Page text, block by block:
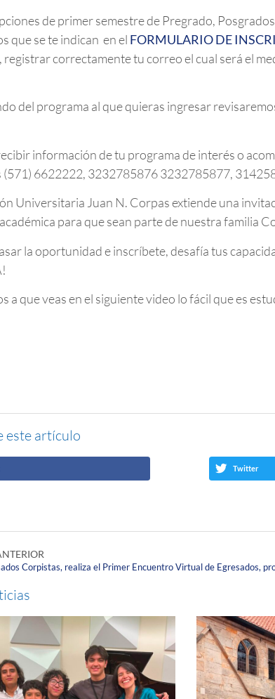
de primer semestre de Pregrado,
que se te indican en el FORMULARIO DE
registrar correctamente tu correo el cual será el
del programa al que quieras ingresar
información de tu programa de interés o
6622222, 3232785876 3232785877,
Universitaria Juan N. Corpas extiende una
para que sean parte de nuestra familia
la oportunidad e inscríbete, desafía tus
a que veas en el siguiente video lo fácil que es
este artículo
Twitter